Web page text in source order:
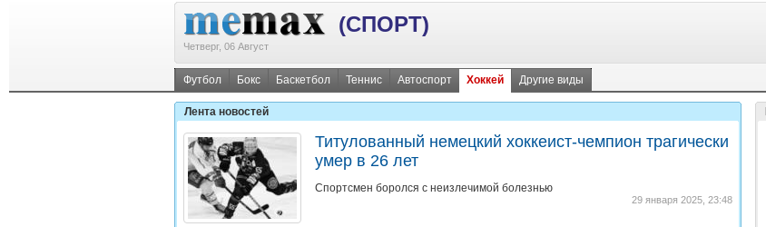
(СПОРТ)
Четверг, 06 Август
Футбол Бокс Баскетбол Теннис Автоспорт Хоккей Другие виды
Лента новостей
Титулованный немецкий хоккеист-чемпион трагически
умер в 26 лет
Спортсмен боролся с неизлечимой болезнью
29 января 2025, 23:48